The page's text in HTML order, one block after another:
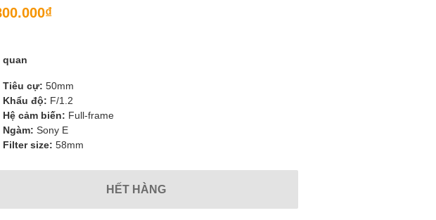
quan
Tiêu cự: 50mm
Khẩu độ: F/1.2
Hệ cảm biến: Full-frame
Ngàm: Sony E
Filter size: 58mm
HẾT HÀNG